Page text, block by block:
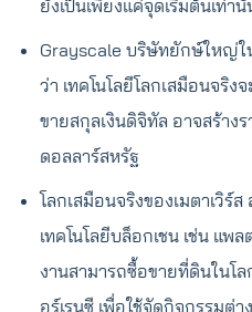
ยังเป็นเพียงแค่จุดเริ่มต้นเท่านั้
Grayscale บริษัทยักษ์ใหญ่ใ
ว่า เทคโนโลยีโลกเสมือนจริง
ขายสกุลเงินดิจิทัล อาจสร้าง
ดอลลาร์สหรัฐ
โลกเสมือนจริงของเมตาเวิร์
เทคโนโลยีบล็อกเชน เช่น แ
งานสามารถซื้อขายที่ดินในโ
อร์เรนซี เพื่อใช้จัดกิจกรรมต่